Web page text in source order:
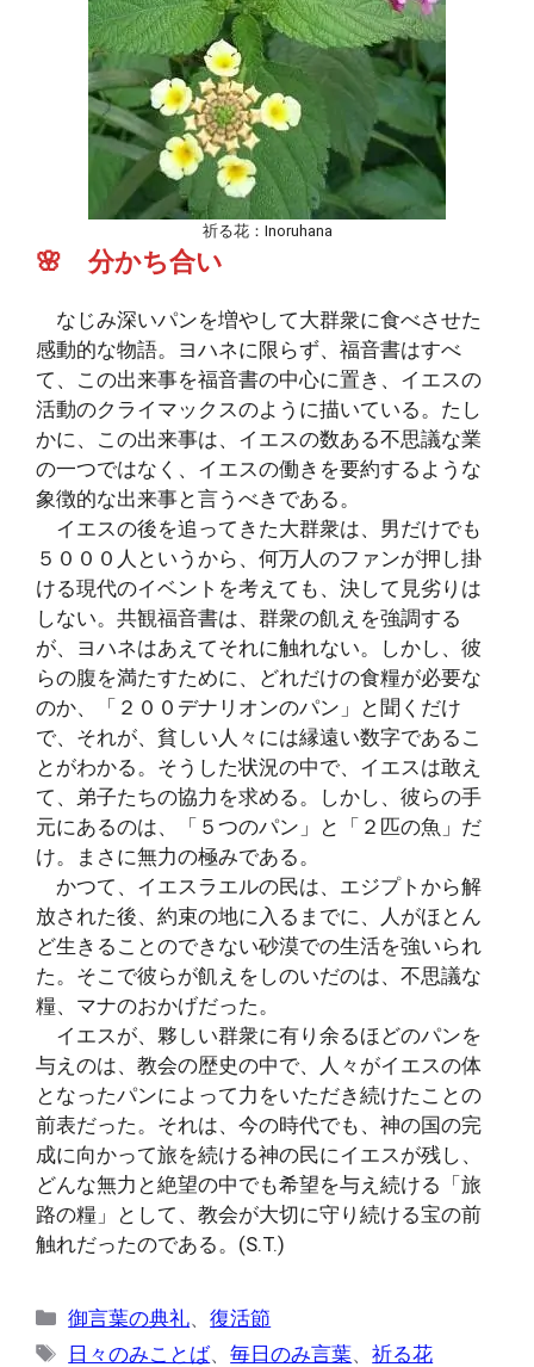
祈る花：Inoruhana
🌸 分かち合い
なじみ深いパンを増やして大群衆に食べさせた
感動的な物語。ヨハネに限らず、福音書はすべ
て、この出来事を福音書の中心に置き、イエスの
活動のクライマックスのように描いている。たし
かに、この出来事は、イエスの数ある不思議な業
の一つではなく、イエスの働きを要約するような
象徴的な出来事と言うべきである。
イエスの後を追ってきた大群衆は、男だけでも
５０００人というから、何万人のファンが押し掛
ける現代のイベントを考えても、決して見劣りは
しない。共観福音書は、群衆の飢えを強調する
が、ヨハネはあえてそれに触れない。しかし、彼
らの腹を満たすために、どれだけの食糧が必要な
のか、「２００デナリオンのパン」と聞くだけ
で、それが、貧しい人々には縁遠い数字であるこ
とがわかる。そうした状況の中で、イエスは敢え
て、弟子たちの協力を求める。しかし、彼らの手
元にあるのは、「５つのパン」と「２匹の魚」だ
け。まさに無力の極みである。
かつて、イエスラエルの民は、エジプトから解
放された後、約束の地に入るまでに、人がほとん
ど生きることのできない砂漠での生活を強いられ
た。そこで彼らが飢えをしのいだのは、不思議な
糧、マナのおかげだった。
イエスが、夥しい群衆に有り余るほどのパンを
与えのは、教会の歴史の中で、人々がイエスの体
となったパンによって力をいただき続けたことの
前表だった。それは、今の時代でも、神の国の完
成に向かって旅を続ける神の民にイエスが残し、
どんな無力と絶望の中でも希望を与え続ける「旅
路の糧」として、教会が大切に守り続ける宝の前
触れだったのである。(S.T.)
カ
テ
御言葉の典礼、復活節
タ
日々のみことば、毎日のみ言葉、祈る花